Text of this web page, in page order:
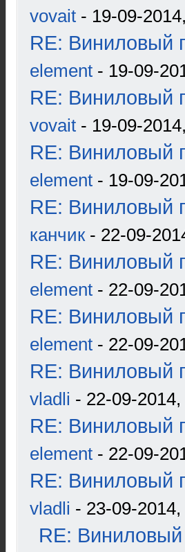
vovait - 19-09-
RE: Виниловый
element - 19-09-
RE: Виниловый
vovait - 19-09-
RE: Виниловый
element - 19-09-
RE: Виниловый
канчик- 22-09-
RE: Виниловый
element - 22-09-
RE: Виниловый
element - 22-09-
RE: Виниловый
vladli - 22-09-
RE: Виниловый
element - 22-09-
RE: Виниловый
vladli - 23-09-
RE: Виниловый